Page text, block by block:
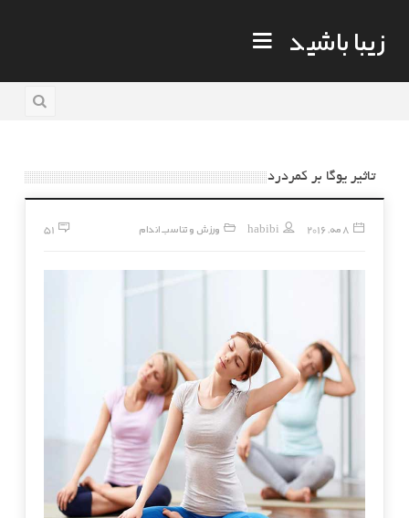
زیبا باشید
تاثير يوگا بر كمردرد
8 مه, 2016 habibi ورزش و تناسب اندام 51